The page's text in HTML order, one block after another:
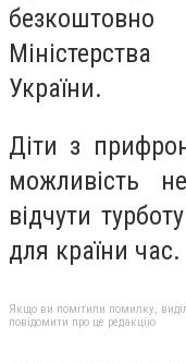
України.
Діти з
можливість
відчути
для країни час.
Якщо ви помітили помилку,
повідомити про це редакцію